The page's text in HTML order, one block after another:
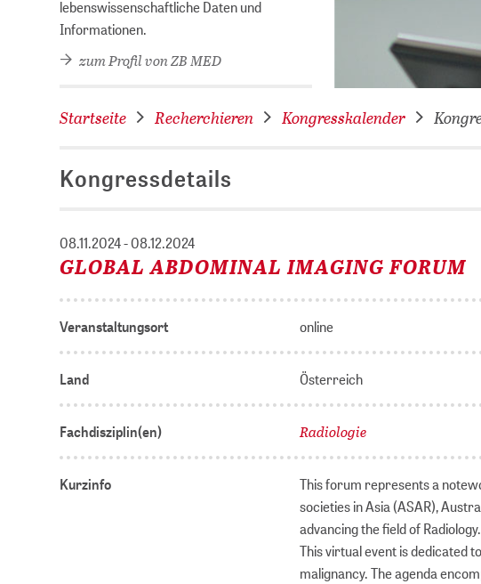
lebenswissenschaftliche Daten und
Informationen.
zum Profil von ZB MED
Startseite Recherchieren Kongresskalender
Kongressdetails
08.11.2024 - 08.12.2024
GLOBAL ABDOMINAL IMAGING FORUM
Veranstaltungsort online
Land Österreich
Fachdisziplin(en) Radiologie
Kurzinfo
This forum represents a
societies in Asia (ASAR),
advancing the field of Radiology.
This virtual event is dedicated
malignancy. The agenda